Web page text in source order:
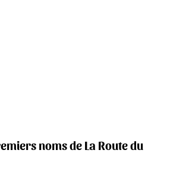
noms de La Route du